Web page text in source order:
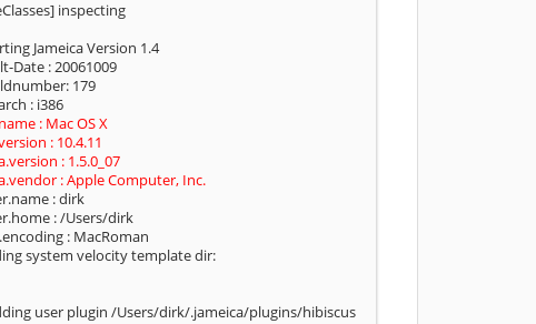
inspecting
Jameica Version 1.4
Date : 20061009
179
: i386
: Mac OS X
: 10.4.11
: 1.5.0_07
: Apple Computer, Inc.
: dirk
: /Users/dirk
: MacRoman
system velocity template dir:
user plugin /Users/dirk/.jameica/plugins/hibiscus